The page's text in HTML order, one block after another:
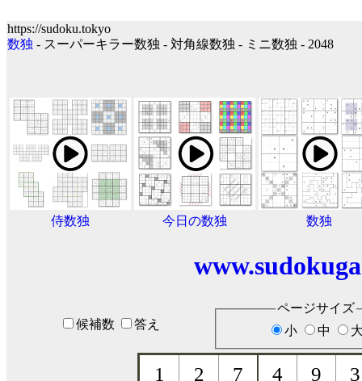
https://sudoku.tokyo
数独 - スーパーキラー数独 - 対角線数独 - ミニ数独 - 2048
侍数独 今日の数独 数独
候補数 答え
ページサイズ
小
中